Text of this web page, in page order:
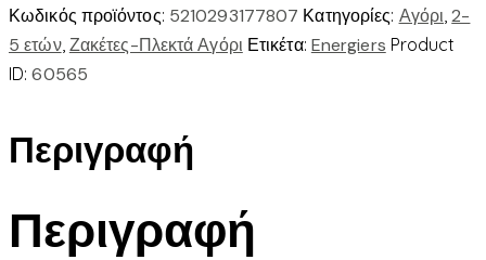
1
έως
5
Κωδικός προϊόντος: 5210293177807 Κατηγορίες: Αγόρι,2-
5 ετών, Ζακέτες-Πλεκτά Αγόρι Ετικέτα: Energiers Product
ID:60565
Περιγραφή
Περιγραφή